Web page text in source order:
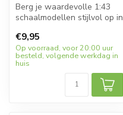
Berg je waardevolle 1:43
schaalmodellen stijlvol op in
€9,95
Op voorraad, voor 20:00 uur
besteld, volgende werkdag in
huis